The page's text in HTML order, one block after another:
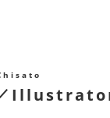
／